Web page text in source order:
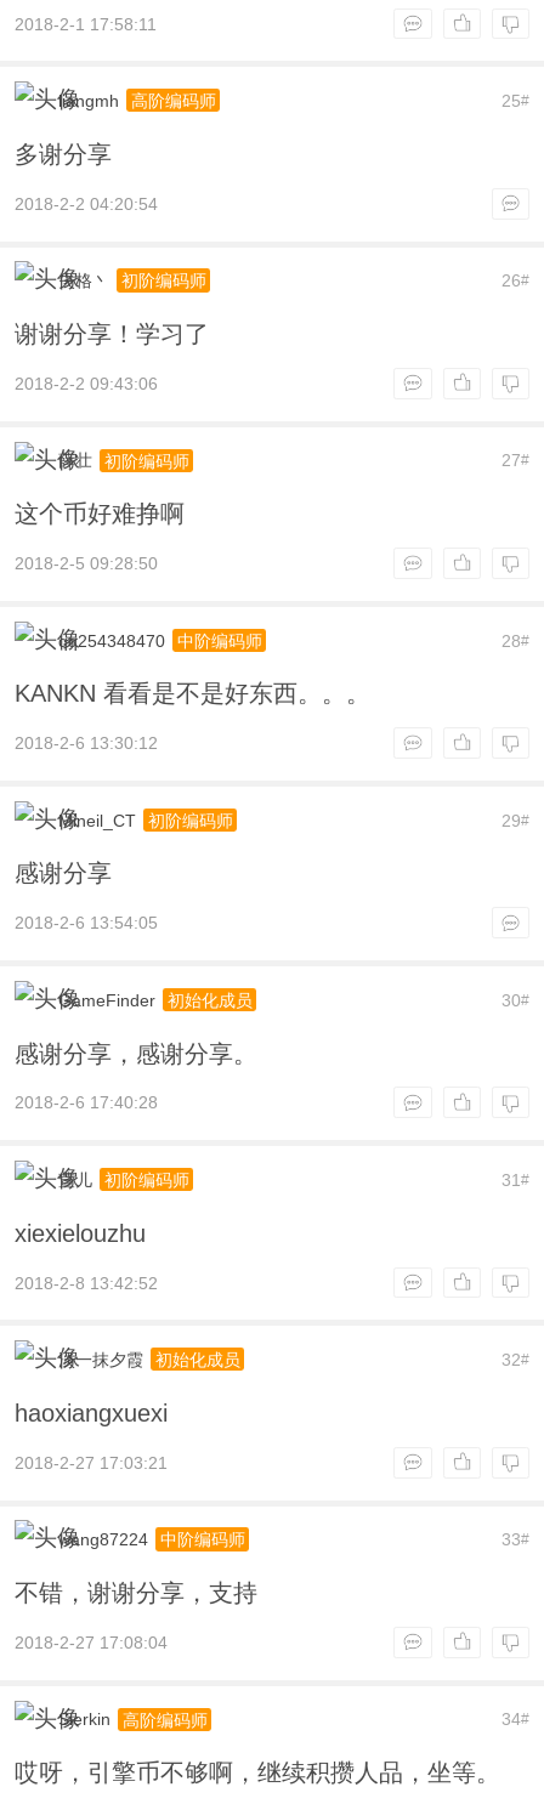
2018-2-1 17:58:11
25#
liangmh 高阶编码师
多谢分享
2018-2-2 04:20:54
26#
失格丶 初阶编码师
谢谢分享！学习了
2018-2-2 09:43:06
27#
薛壮 初阶编码师
这个币好难挣啊
2018-2-5 09:28:50
28#
qq254348470 中阶编码师
KANKN 看看是不是好东西。。。
2018-2-6 13:30:12
29#
Mineil_CT 初阶编码师
感谢分享
2018-2-6 13:54:05
30#
GameFinder 初始化成员
感谢分享，感谢分享。
2018-2-6 17:40:28
31#
萱儿 初阶编码师
xiexielouzhu
2018-2-8 13:42:52
32#
淡一抹夕霞 初始化成员
haoxiangxuexi
2018-2-27 17:03:21
33#
wang87224 中阶编码师
不错，谢谢分享，支持
2018-2-27 17:08:04
34#
Sierkin 高阶编码师
哎呀，引擎币不够啊，继续积攒人品，坐等。